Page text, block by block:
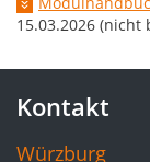
15.03.2026
Kontakt
Würzburg